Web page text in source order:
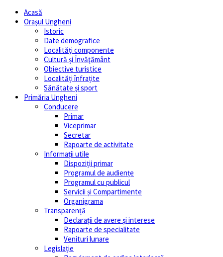
Acasă
Orașul Ungheni
Istoric
Date demografice
Localități componente
Cultură și Învăţământ
Obiective turistice
Localități înfrațite
Sănătate și sport
Primăria Ungheni
Conducere
Primar
Viceprimar
Secretar
Rapoarte de activitate
Informații utile
Dispoziții primar
Programul de audiențe
Programul cu publicul
Servicii și Compartimente
Organigrama
Transparență
Declarații de avere și interese
Rapoarte de specialitate
Venituri lunare
Legislație